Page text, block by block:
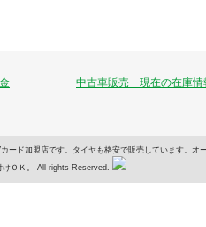
中古車販売 現在の在庫情
加盟店です。タイヤも格安で販売しています。
けＯＫ。 All rights Reserved.